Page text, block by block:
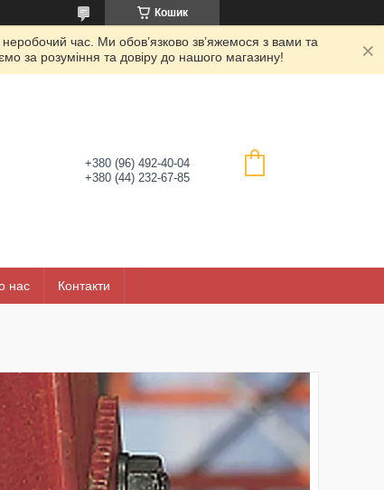
Кошик
час. Ми обов’язково зв’яжемося з вами та
за розуміння та довіру до нашого магазину!
+380 (96) 492-40-04
+380 (44) 232-67-85
нас Контакти